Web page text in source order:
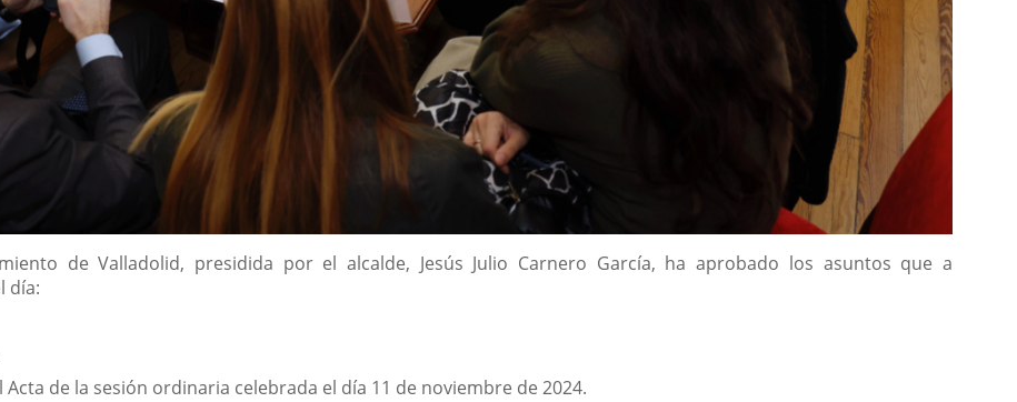
de Valladolid, presidida por el alcalde, Jesús Julio Carnero García, ha aprobado los asuntos que a
día:
de la sesión ordinaria celebrada el día 11 de noviembre de 2024.